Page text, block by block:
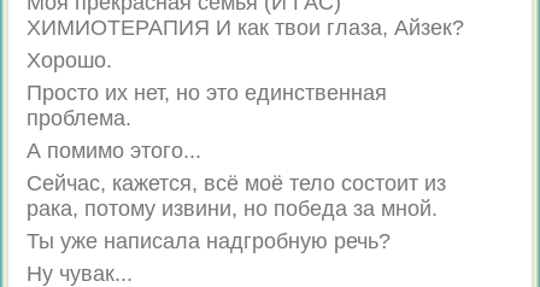
ХИМИОТЕРАПИЯ И как твои глаза, Айзек?
Хорошо.
Просто их нет, но это единственная
проблема.
А помимо этого...
Сейчас, кажется, всё моё тело состоит из
рака, потому извини, но победа за мной.
Ты уже написала надгробную речь?
Ну чувак...